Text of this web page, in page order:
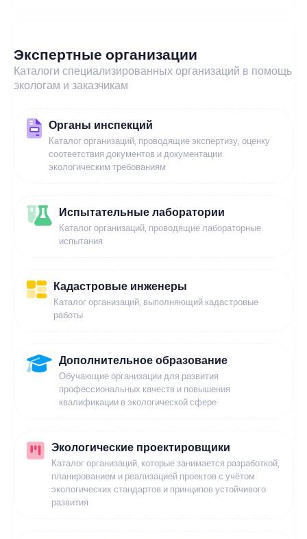
Экспертные организации
Каталоги специализированных организаций в помощь
экологам и заказчикам
Органы инспекций
Каталог организаций, проводящие экспертизу, оценку
соответствия документов и документации
экологическим требованиям
Испытательные лаборатории
Каталог организаций, проводящие лабораторные
испытания
Кадастровые инженеры
Каталог организаций, выполняющий кадастровые
работы
Дополнительное образование
Обучающие организации для развития
профессиональных качеств и повышения
квалификации в экологической сфере
Экологические проектировщики
Каталог организаций, которые занимается разработкой,
планированием и реализацией проектов с учётом
экологических стандартов и принципов устойчивого
развития